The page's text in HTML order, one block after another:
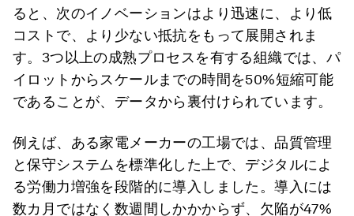
ると、次のイノベーションはより迅速に、より低
コストで、より少ない抵抗をもって展開されま
す。3つ以上の成熟プロセスを有する組織では、パ
イロットからスケールまでの時間を50%短縮可能
であることが、データから裏付けられています。
例えば、ある家電メーカーの工場では、品質管理
と保守システムを標準化した上で、デジタルによ
る労働力増強を段階的に導入しました。導入には
数カ月ではなく数週間しかかからず、欠陥が47%